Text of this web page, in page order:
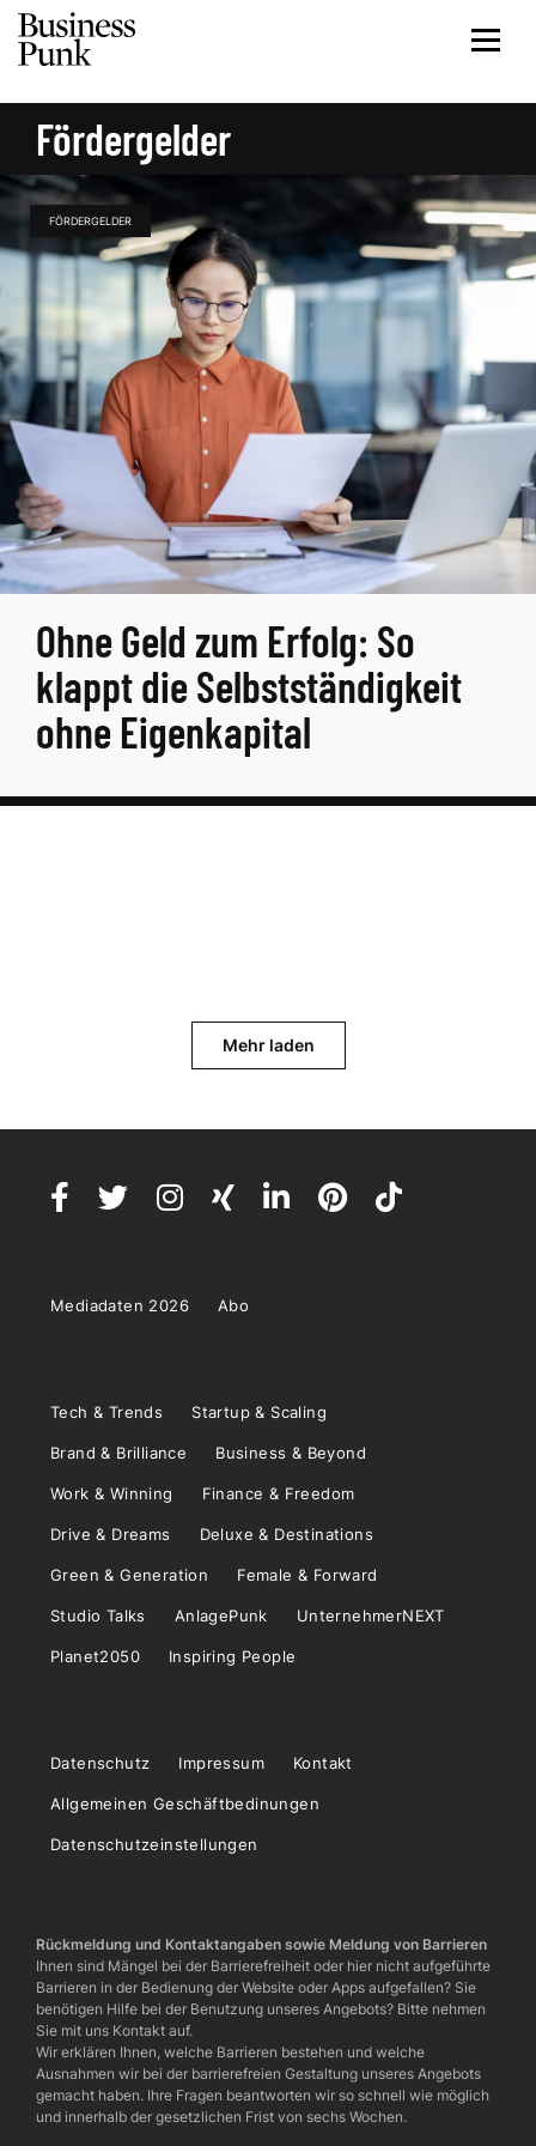
Fördergelder
FÖRDERGELDER
Ohne Geld zum Erfolg: So
klappt die Selbstständigkeit
ohne Eigenkapital
Mehr laden
Mediadaten 2026 Abo
Tech & Trends Startup & Scaling
Brand & Brilliance Business & Beyond
Work & Winning Finance & Freedom
Drive & Dreams Deluxe & Destinations
Green & Generation Female & Forward
Studio Talks AnlagePunk UnternehmerNEXT
Planet2050 Inspiring People
Datenschutz Impressum Kontakt
Allgemeinen Geschäftbedinungen
Datenschutzeinstellungen
Rückmeldung und Kontaktangaben sowie Meldung von Barrieren
Ihnen sind Mängel bei der Barrierefreiheit oder hier nicht aufgeführte
Barrieren in der Bedienung der Website oder Apps aufgefallen? Sie
benötigen Hilfe bei der Benutzung unseres Angebots? Bitte nehmen
Sie mit uns Kontakt auf.
Wir erklären Ihnen, welche Barrieren bestehen und welche
Ausnahmen wir bei der barrierefreien Gestaltung unseres Angebots
gemacht haben. Ihre Fragen beantworten wir so schnell wie möglich
und innerhalb der gesetzlichen Frist von sechs Wochen.